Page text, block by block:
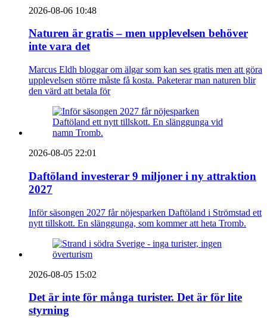
2026-08-06 10:48
Naturen är gratis – men upplevelsen behöver
inte vara det
Marcus Eldh bloggar om älgar som kan ses gratis men att göra
upplevelsen större måste få kosta. Paketerar man naturen blir
den värd att betala för
2026-08-05 22:01
Daftöland investerar 9 miljoner i ny attraktion
2027
Inför säsongen 2027 får nöjesparken Daftöland i Strömstad ett
nytt tillskott. En slänggunga, som kommer att heta Tromb.
2026-08-05 15:02
Det är inte för många turister. Det är för lite
styrning